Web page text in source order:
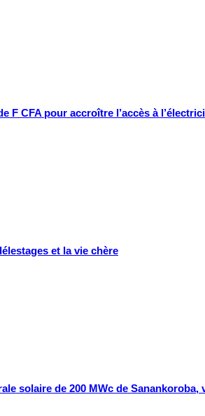
F CFA pour accroître l’accès à
et la vie chère
solaire de 200 MWc de Sanankoroba,